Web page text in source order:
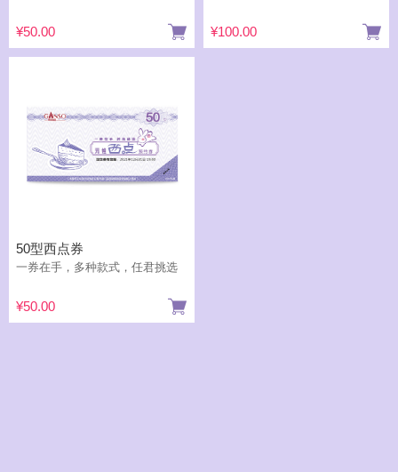
¥50.00 ¥100.00
50型西点券
一券在手，多种款式，任君挑选
¥50.00